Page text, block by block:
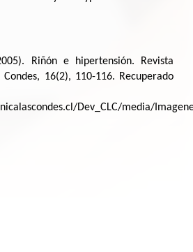
Riñón e hipertensión. Revista
16(2), 110-116. Recuperado
Dev_CLC/media/